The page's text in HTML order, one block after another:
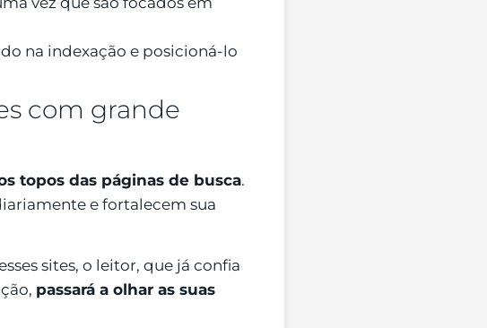
na indexação e posicioná-lo
com grande
topos das páginas de busca.
e fortalecem sua
sites, o leitor, que já confia
passará a olhar as suas